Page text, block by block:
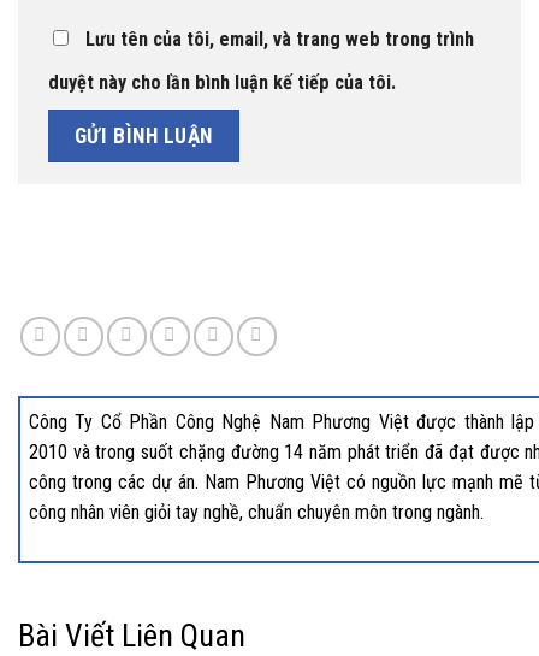
Lưu tên của tôi, email, và trang web trong trình
duyệt này cho lần bình luận kế tiếp của tôi.
Công Ty Cổ Phần Công Nghệ Nam Phương Việt được thành
2010 và trong suốt chặng đường 14 năm phát triển đã đạt được
công trong các dự án. Nam Phương Việt có nguồn lực mạnh mẽ
công nhân viên giỏi tay nghề, chuẩn chuyên môn trong ngành.
Bài Viết Liên Quan